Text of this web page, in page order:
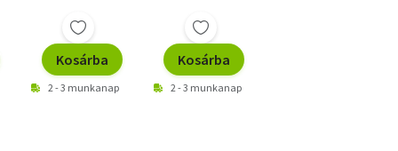
Kosárba
2 - 3 munkanap
Kosárba
2 - 3 munkanap